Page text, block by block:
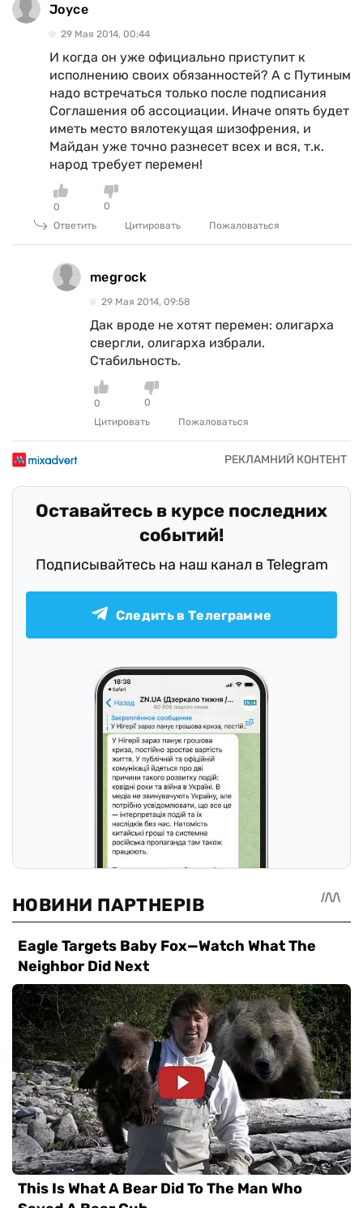
Joyce
29 Мая 2014, 00:44
И когда он уже официально приступит к
исполнению своих обязанностей? А с Путиным
надо встречаться только после подписания
Соглашения об ассоциации. Иначе опять будет
иметь место вялотекущая шизофрения, и
Майдан уже точно разнесет всех и вся, т.к.
народ требует перемен!
0
0
Ответить
Цитировать Пожаловаться
megrock
29 Мая 2014, 09:58
Дак вроде не хотят перемен: олигарха
свергли, олигарха избрали.
Стабильность.
0
0
Цитировать
Пожаловаться
Оставайтесь в курсе последних
событий!
Подписывайтесь на наш канал в Telegram
Следить в Телеграмме